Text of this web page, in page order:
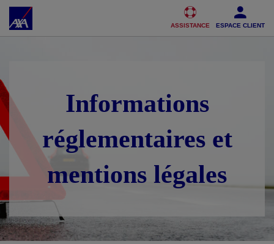
Accéder au Contenu Accéder au Pied de page
ASSISTANCE ESPACE CLIENT
Informations
réglementaires et
mentions légales